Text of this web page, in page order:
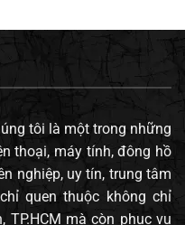
tôi là một trong những
thoại, máy tính, đông hồ
nghiệp, uy tín, trung tâm
quen thuộc không chỉ
TP.HCM mà còn phục vụ